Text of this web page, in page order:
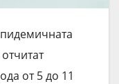
от 5 до 11